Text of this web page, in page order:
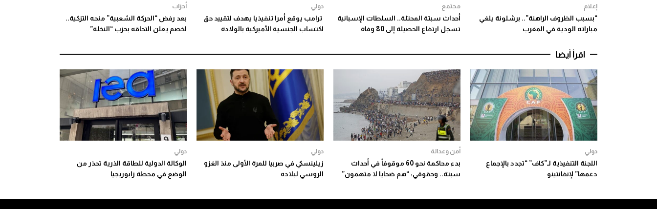
إعلام
“بسبب الظروف الراهنة”.. برشلونة يلغي
مباراته الودية في المغرب
مجتمع
أحداث سبتة المحتلة.. السلطات الإسبانية
تسجل ارتفاع الحصيلة إلى 80 وفاة
دولي
ترامب يوقع أمرا تنفيذيا يهدف لتقييد حق
اكتساب الجنسية الأميركية بالولادة
أحزاب
بعد رفض “الحركة الشعبية” منحه التزكية..
لخصم يعلن التحاقه بحزب “النخلة”
اقرأ أيضا
دولي
اللجنة التنفيذية لـ”كاف” “تجدد بالإجماع
دعمها” لإنفانتينو
أمن وعدالة
بدء محاكمة نحو 60 موقوفاً في أحداث
سبتة.. وحقوقي: “هم ضحايا لا متهمون”
دولي
زيلينسكي في صربيا للمرة الأولى منذ الغزو
الروسي لبلاده
دولي
الوكالة الدولية للطاقة الذرية تحذر من
الوضع في محطة زابوريجيا